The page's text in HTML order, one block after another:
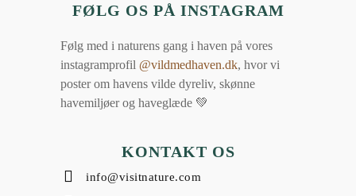
FØLG OS PÅ INSTAGRAM
Følg med i naturens gang i haven på vores
instagramprofil @vildmedhaven.dk, hvor vi
poster om havens vilde dyreliv, skønne
havemiljøer og haveglæde 💚
KONTAKT OS
info@visitnature.com